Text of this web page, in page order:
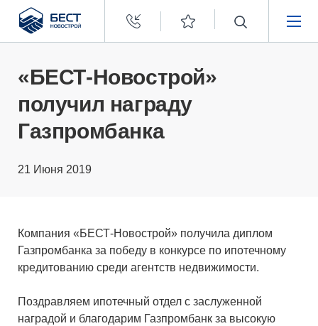
Бест
Новострой
ПОКУПАТЕЛЯМ
ЗАСТРОЙЩИКАМ
«БЕСТ-Новострой»
получил награду
Газпромбанка
21 Июня 2019
Компания «БЕСТ-Новострой» получила диплом
Газпромбанка за победу в конкурсе по ипотечному
кредитованию среди агентств недвижимости.
Поздравляем ипотечный отдел с заслуженной
наградой и благодарим Газпромбанк за высокую